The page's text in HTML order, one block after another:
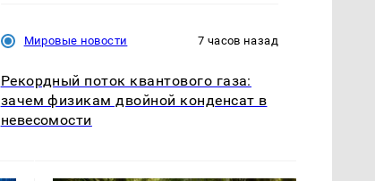
Мировые новости 7 часов назад
Рекордный поток квантового газа:
зачем физикам двойной конденсат в
невесомости